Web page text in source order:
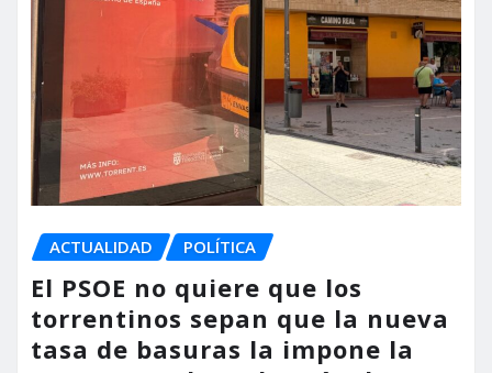
ACTUALIDAD POLÍTICA
El PSOE no quiere que los
torrentinos sepan que la nueva
tasa de basuras la impone la